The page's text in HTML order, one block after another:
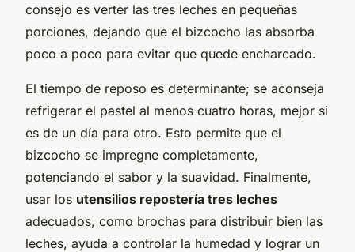
consejo es verter las tres leches en pequeñas
porciones, dejando que el bizcocho las absorba
poco a poco para evitar que quede encharcado.
El tiempo de reposo es determinante; se aconseja
refrigerar el pastel al menos cuatro horas, mejor si
es de un día para otro. Esto permite que el
bizcocho se impregne completamente,
potenciando el sabor y la suavidad. Finalmente,
usar los utensilios repostería tres leches
adecuados, como brochas para distribuir bien las
leches, ayuda a controlar la humedad y lograr un